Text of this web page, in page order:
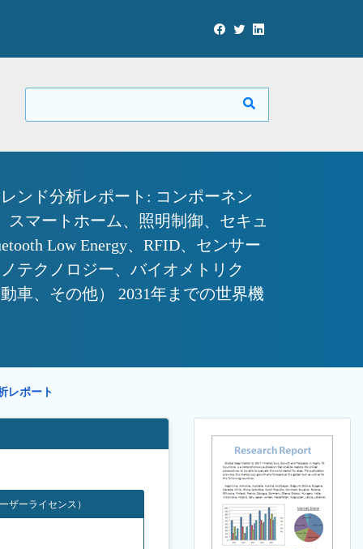
ンド分析レポート: コンポーネン
マートホーム、照明制御、セキュ
Low Energy、RFID、センサー
テクノロジー、バイオメトリク
車、その他） 2031年までの世界機
レポート
ザーライセンス）